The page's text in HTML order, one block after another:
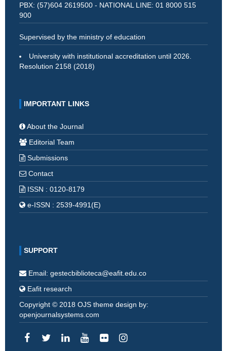
PBX: (57)604 2619500 - NATIONAL LINE: 01 8000 515
900
Supervised by the ministry of education
University with institutional accreditation until 2026.
Resolution 2158 (2018)
IMPORTANT LINKS
About the Journal
Editorial Team
Submissions
Contact
ISSN : 0120-8179
e-ISSN : 2539-4991(E)
SUPPORT
Email: gestecbiblioteca@eafit.edu.co
Eafit research
Copyright © 2018 OJS theme design by:
openjournalsystems.com